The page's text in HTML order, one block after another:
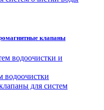
клапаны
водоочистки и
водоочистки
для систем